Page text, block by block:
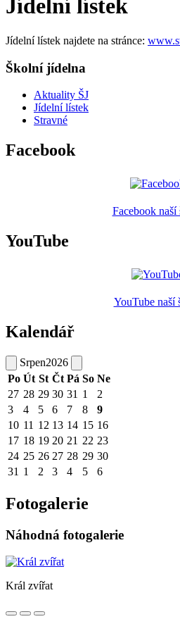
Jídelní lístek
Jídelní lístek najdete na stránce:
Školní jídelna
Aktuality ŠJ
Jídelní lístek
Stravné
Facebook
Facebook naší
YouTube
YouTube naší
Kalendář
Srpen2026
Po Út St Čt Pá So Ne
27 28 29 30 31 1
2
3
4 5 6 7 8
9
10 11 12 13 14 15 16
17 18 19 20 21 22 23
24 25 26 27 28 29 30
31 1 2 3 4 5 6
Fotogalerie
Náhodná fotogalerie
Král zvířat